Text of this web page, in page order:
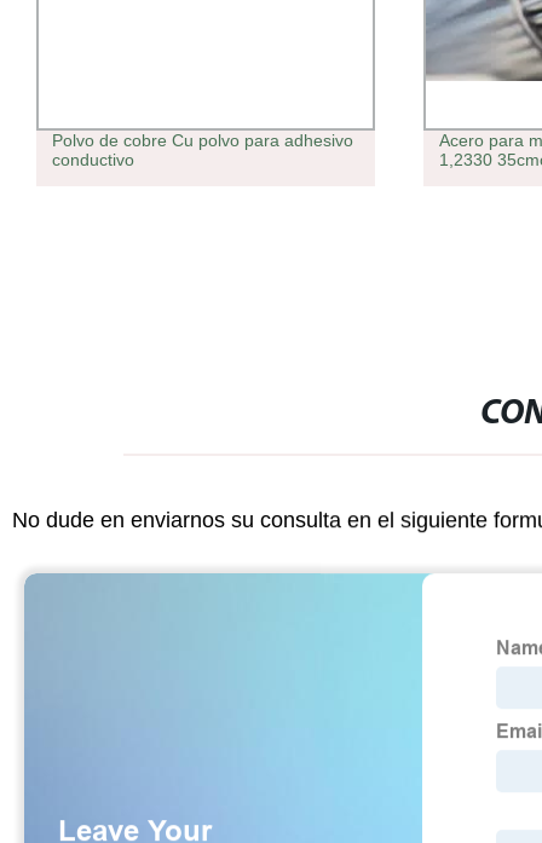
Polvo de cobre Cu polvo para adhesivo
conductivo
Acero para
1,2330
No dude en enviarnos su consulta en el siguiente